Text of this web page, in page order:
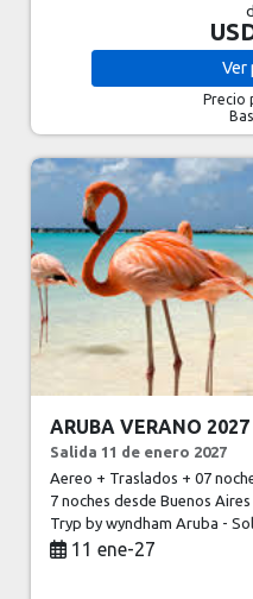
Ver
Precio
ARUBA VERANO 2027
Salida 11 de enero 2027
Aereo + Traslados + 07
7 nochesdesde Buenos Aires
Tryp by wyndham Aruba -
11 ene-27